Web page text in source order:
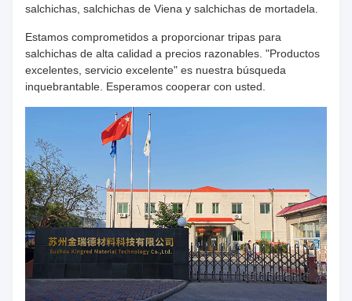
salchichas, salchichas de Viena y salchichas de mortadela.
Estamos comprometidos a proporcionar tripas para
salchichas de alta calidad a precios razonables. "Productos
excelentes, servicio excelente" es nuestra búsqueda
inquebrantable. Esperamos cooperar con usted.